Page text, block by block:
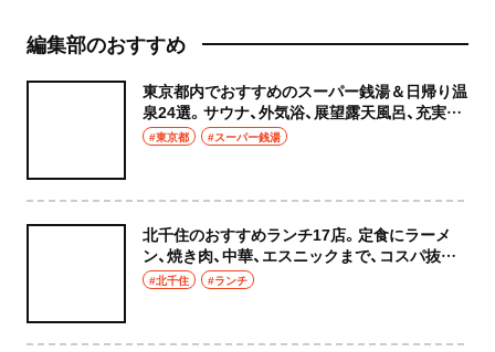
編集部のおすすめ
東京都内でおすすめのスーパー銭湯＆日帰り温
泉24選。サウナ、外気浴、展望露天風呂、充実の
癒やし空間へ
#東京都 #スーパー銭湯
北千住のおすすめランチ17店。定食にラーメ
ン、焼き肉、中華、エスニックまで、コスパ抜群
な店もおしゃれな店も網羅してご紹介！
#北千住 #ランチ